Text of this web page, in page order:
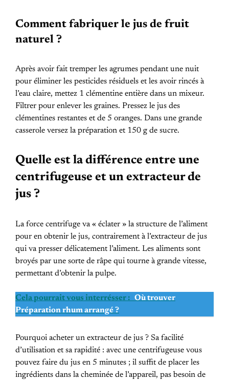
Comment fabriquer le jus de fruit
naturel ?
Après avoir fait tremper les agrumes pendant une nuit
pour éliminer les pesticides résiduels et les avoir rincés à
l’eau claire, mettez 1 clémentine entière dans un mixeur.
Filtrer pour enlever les graines. Pressez le jus des
clémentines restantes et de 5 oranges. Dans une grande
casserole versez la préparation et 150 g de sucre.
Quelle est la différence entre une
centrifugeuse et un extracteur de
jus ?
La force centrifuge va « éclater » la structure de l’aliment
pour en obtenir le jus, contrairement à l’extracteur de jus
qui va presser délicatement l’aliment. Les aliments sont
broyés par une sorte de râpe qui tourne à grande vitesse,
permettant d’obtenir la pulpe.
Cela pourrait vous interrésser : Où trouver
Préparation rhum arrangé ?
Pourquoi acheter un extracteur de jus ? Sa facilité
d’utilisation et sa rapidité : avec une centrifugeuse vous
pouvez faire du jus en 5 minutes ; il suffit de placer les
ingrédients dans la cheminée de l’appareil, pas besoin de